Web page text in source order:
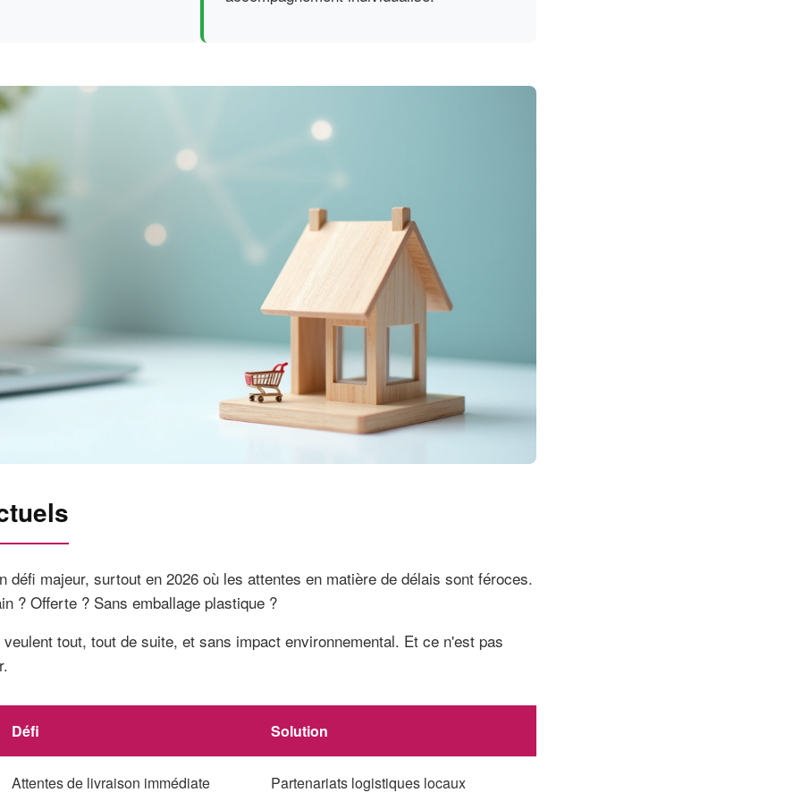
défi majeur, surtout en 2026 où les attentes en matière de délais sont féroces.
? Offerte ? Sans emballage plastique ?
tout, tout de suite, et sans impact environnemental. Et ce n'est pas
Défi Solution
Attentes de livraison immédiate Partenariats logistiques locaux